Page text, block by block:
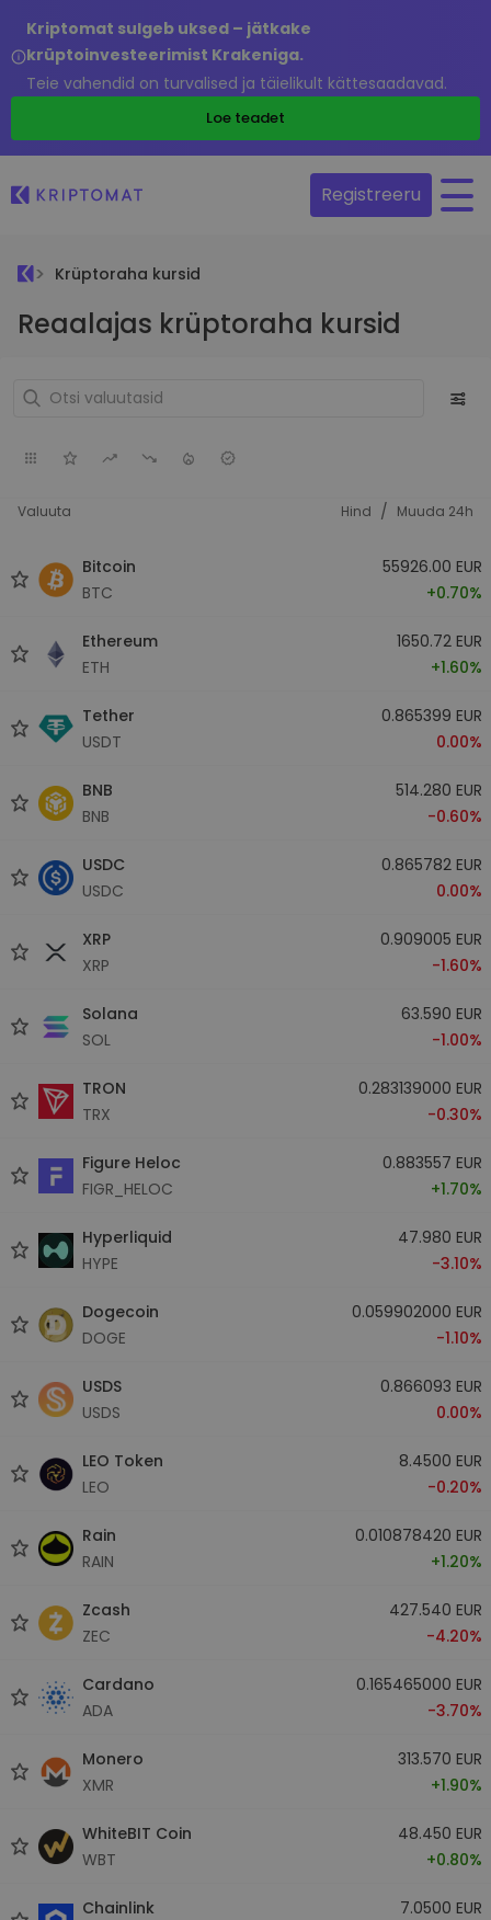
Kriptomat sulgeb uksed – jätkake
krüptoinvesteerimist Krakeniga.
Teie vahendid on turvalised ja täielikult kättesaadavad.
Loe teadet
Registreeru
Krüptoraha kursid
Reaalajas krüptoraha kursid
Valuuta Hind / Muuda 24h
Bitcoin
BTC
55926.00 EUR
+0.70%
Ethereum
ETH
1650.72 EUR
+1.60%
Tether
USDT
0.865399 EUR
0.00%
BNB
BNB
514.280 EUR
-0.60%
USDC
USDC
0.865782 EUR
0.00%
XRP
XRP
0.909005 EUR
-1.60%
Solana
SOL
63.590 EUR
-1.00%
TRON
TRX
0.283139000 EUR
-0.30%
Figure Heloc
FIGR_HELOC
0.883557 EUR
+1.70%
Hyperliquid
HYPE
47.980 EUR
-3.10%
Dogecoin
DOGE
0.059902000 EUR
-1.10%
USDS
USDS
0.866093 EUR
0.00%
LEO Token
LEO
8.4500 EUR
-0.20%
Rain
RAIN
0.010878420 EUR
+1.20%
Zcash
ZEC
427.540 EUR
-4.20%
Cardano
ADA
0.165465000 EUR
-3.70%
Monero
XMR
313.570 EUR
+1.90%
WhiteBIT Coin
WBT
48.450 EUR
+0.80%
Chainlink
7.0500 EUR